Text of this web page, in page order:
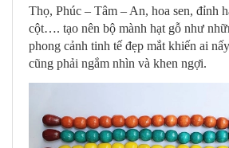
Thọ, Phúc – Tâm – An, hoa sen, đỉnh
cột…. tạo nên bộ mành hạt gỗ như
phong cảnh tinh tế đẹp mắt khiến ai
cũng phải ngắm nhìn và khen ngợi.